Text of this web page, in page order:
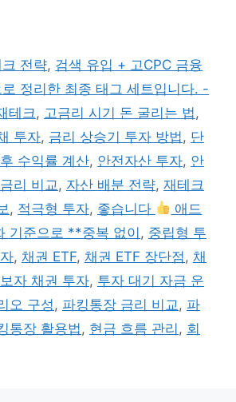
전략, 검색 유입 + 고CPC 금융
정리한 최종 태그 세트입니다. -
테크 , 고금리 시기 돈 굴리는 법 ,
투자, 금리 상승기 투자 방법 , 단
수익률 계산, 안전자산 투자, 안
리 비교 , 자산 배분 전략, 재테크
, 적극형 투자, 좋습니다
애드
기준으로 **중복 없이 , 중립형 투
, 채권 ETF, 채권 ETF 장단점 , 채
자 채권 투자, 투자 대기 자금 운
오 구성 , 파킹통장 금리 비교 , 파
통장 활용법, 현금 흐름 관리 , 회